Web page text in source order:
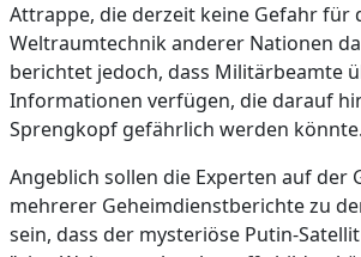
Attrappe, die derzeit keine Gefahr für
Weltraumtechnik anderer Nationen
berichtet jedoch, dass Militärbeamte
Informationen verfügen, die darauf
Sprengkopf gefährlich werden könnte.
Angeblich sollen die Experten auf der
mehrerer Geheimdienstberichte zu
sein, dass der mysteriöse Putin-